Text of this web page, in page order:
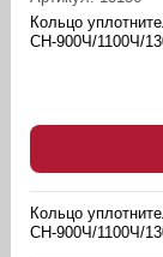
Кольцо
СН-900Ч/1100Ч/
Кольцо
СН-900Ч/1100Ч/